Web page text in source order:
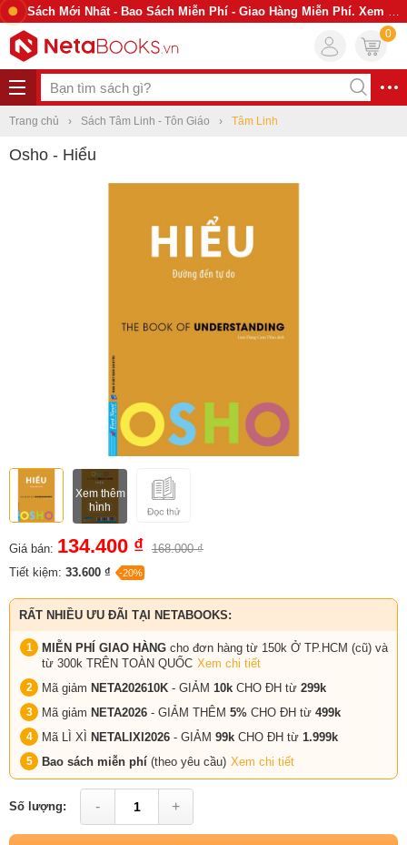
Sách Mới Nhất - Bao Sách Miễn Phí - Giao Hàng Miễn Phí. Xem Ngay
0
Trang chủ Sách Tâm Linh - Tôn Giáo Tâm Linh
Osho - Hiểu
Xem thêm
hình
Giá bán: 134.400 ₫ 168.000 ₫
Tiết kiệm: 33.600 ₫ -20%
RẤT NHIỀU ƯU ĐÃI TẠI NETABOOKS:
MIỄN PHÍ GIAO HÀNG cho đơn hàng từ 150k Ở TP.HCM (cũ) và
từ 300k TRÊN TOÀN QUỐC Xem chi tiết
Mã giảm NETA202610K - GIẢM 10k CHO ĐH từ 299k
Mã giảm NETA2026 - GIẢM THÊM 5% CHO ĐH từ 499k
Mã LÌ XÌ NETALIXI2026 - GIẢM 99k CHO ĐH từ 1.999k
Bao sách miễn phí (theo yêu cầu) Xem chi tiết
Số lượng: - +